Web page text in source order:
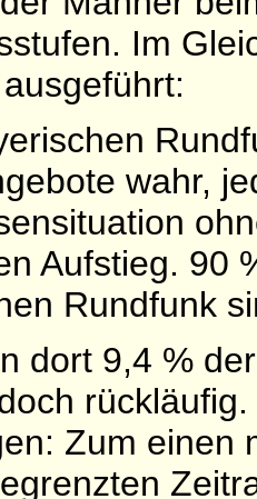
Im
wahr,
Aufstieg. 90
Rundfunk
dort 9,4 %
Zum einen